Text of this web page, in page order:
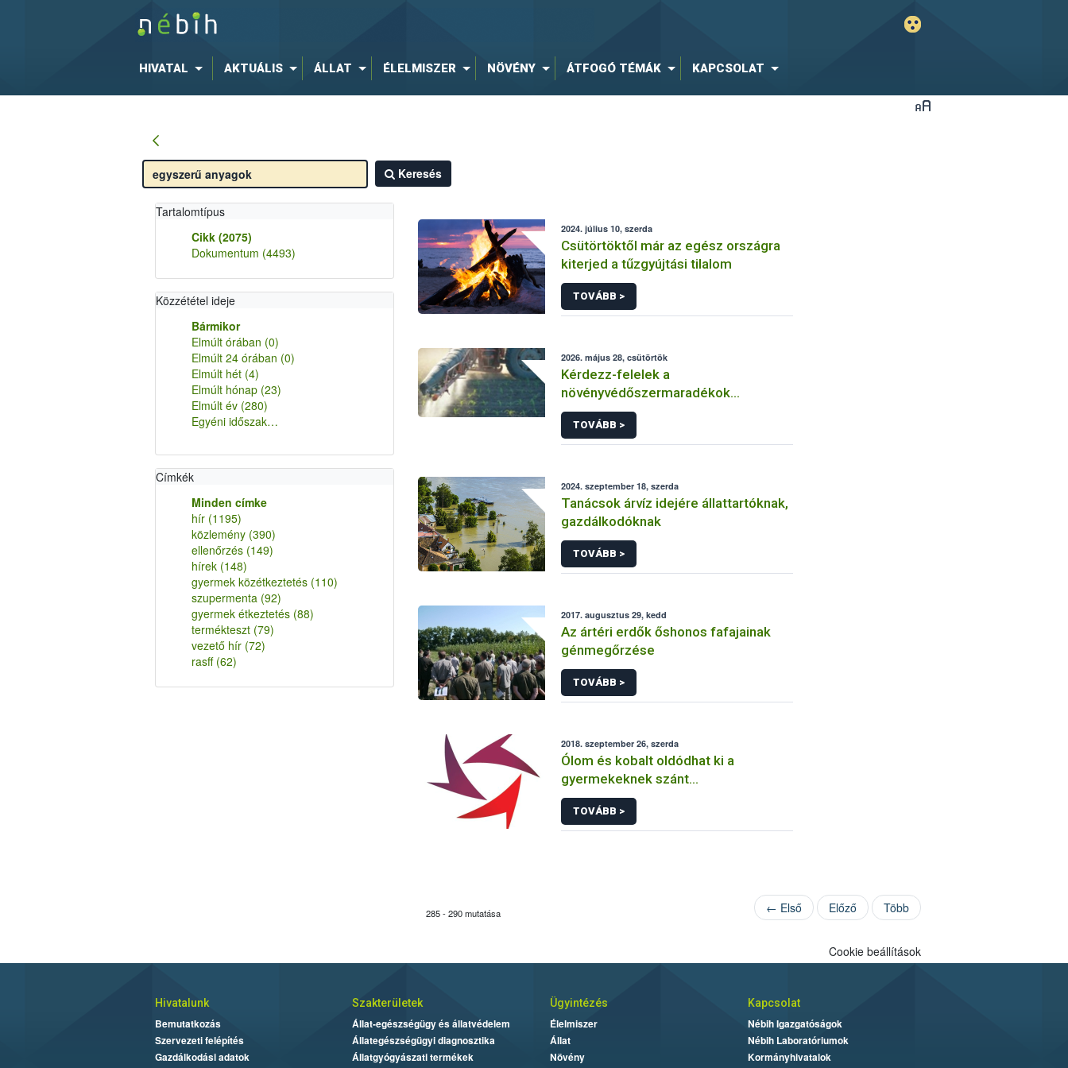
HIVATAL AKTUÁLIS ÁLLAT ÉLELMISZER NÖVÉNY ÁTFOGÓ TÉMÁK KAPCSOLAT
Keresés
Tartalomtípus
Cikk (2075)
Dokumentum (4493)
Közzététel ideje
Bármikor
Elmúlt órában (0)
Elmúlt 24 órában (0)
Elmúlt hét (4)
Elmúlt hónap (23)
Elmúlt év (280)
Egyéni időszak…
Címkék
Minden címke
hír (1195)
közlemény (390)
ellenőrzés (149)
hírek (148)
gyermek közétkeztetés (110)
szupermenta (92)
gyermek étkeztetés (88)
termékteszt (79)
vezető hír (72)
rasff (62)
2024. július 10, szerda
Csütörtöktől már az egész országra
kiterjed a tűzgyújtási tilalom
TOVÁBB >
2026. május 28, csütörtök
Kérdezz-felelek a
növényvédőszermaradékok
egészségügyi kockázatáról
TOVÁBB >
2024. szeptember 18, szerda
Tanácsok árvíz idejére állattartóknak,
gazdálkodóknak
TOVÁBB >
2017. augusztus 29, kedd
Az ártéri erdők őshonos fafajainak
génmegőrzése
TOVÁBB >
2018. szeptember 26, szerda
Ólom és kobalt oldódhat ki a
gyermekeknek szánt
reggelizőkészletből
TOVÁBB >
285 - 290 mutatása ← Első Előző Több
Cookie beállítások
Hivatalunk
Bemutatkozás
Szervezeti felépítés
Gazdálkodási adatok
Szakterületek
Állat-egészségügy és állatvédelem
Állategészségügyi diagnosztika
Állatgyógyászati termékek
Ügyintézés
Élelmiszer
Állat
Növény
Kapcsolat
Nébih Igazgatóságok
Nébih Laboratóriumok
Kormányhivatalok